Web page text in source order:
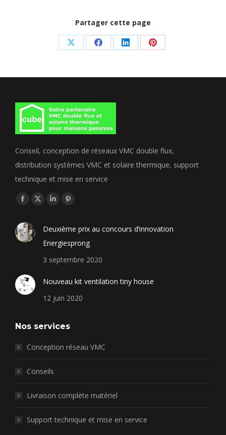
Partager cette page
Share
X
Share
Facebook
Share
LinkedIn
Share
Pinterest
Conseil, conception de réseaux VMC double flux,
distribution systèmes VMC et solaire thermique, support
technique et mise en service
Trouvez nous sur :
Facebook
opens
in
X
opens
new
LinkedIn
opens
in
new
Pinterest
opens
in
new
Deuxième prix au concours d’innovation
Energiesprong
3 septembre 2020
Nouveau kit ventilation tiny house
12 juin 2020
Nos services
Conception réseau VMC
Conseils
Livraison complète matériel
Support technique et mise en service